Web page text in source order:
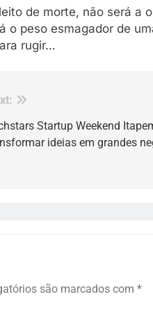
de morte, não será a
o peso esmagador de
rugir…
Startup Weekend
ideias em grandes
são marcados com *